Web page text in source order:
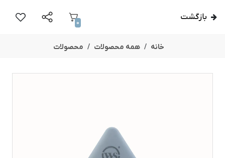
بازگشت
0
خانه همه محصولات محصولات